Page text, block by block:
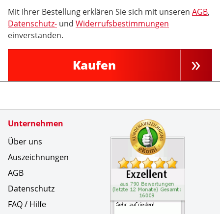
Mit Ihrer Bestellung erklären Sie sich mit unseren AGB,
Datenschutz- und Widerrufsbestimmungen
einverstanden.
Kaufen
Unternehmen
Über uns
Auszeichnungen
AGB
Datenschutz
FAQ / Hilfe
Zertifikate